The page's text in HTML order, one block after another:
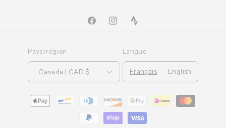
FacebookInstagramTikTok
Pays/région
Canada | CAD $
Langue
Français English
Moyens